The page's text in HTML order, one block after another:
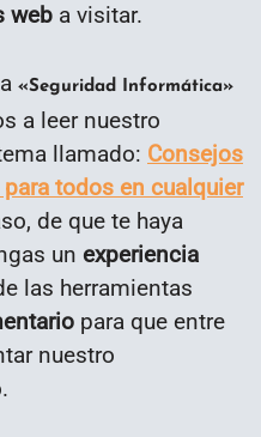
web a visitar.
«Seguridad Informática»
a leer nuestro
llamado: Consejos
todos en cualquier
de que te haya
un experiencia
las herramientas
para que entre
nuestro